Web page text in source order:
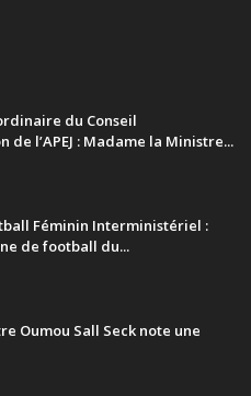
du Conseil
de l’APEJ : Madame la Ministre...
Féminin Interministériel :
de football du...
Oumou Sall Seck note une